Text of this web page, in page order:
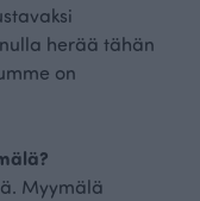
herää tähän
on
Myymälä